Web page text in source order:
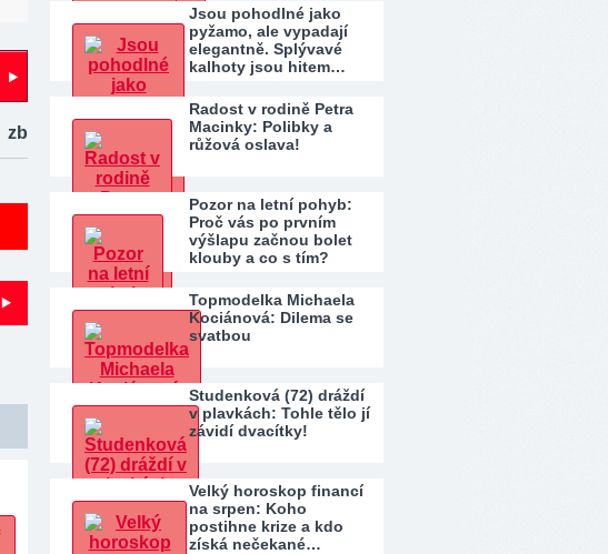
zb
Jsou pohodlné jako
pyžamo, ale vypadají
elegantně. Splývavé
kalhoty jsou hitem…
Radost v rodině Petra
Macinky: Polibky a
růžová oslava!
Pozor na letní pohyb:
Proč vás po prvním
výšlapu začnou bolet
klouby a co s tím?
Topmodelka Michaela
Kociánová: Dilema se
svatbou
Studenková (72) dráždí
v plavkách: Tohle tělo jí
závidí dvacítky!
Velký horoskop financí
na srpen: Koho
postihne krize a kdo
získá nečekané…